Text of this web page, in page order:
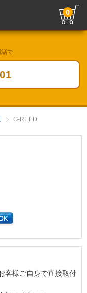
0
話で
G-REED
客様ご自身で直接取付